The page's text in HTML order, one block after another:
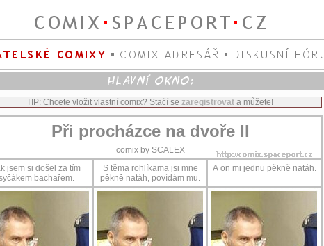
TIP: Chcete vložit vlastní comix? Stačí se zaregistrovata můžete!
Při procházce na dvoře II
comix by SCALEX
jsem si došel za tím
bachařem.
S těma rohlíkama jsi mne
pěkně natáh, povídám mu.
A on mi jednu pěkně natáh.